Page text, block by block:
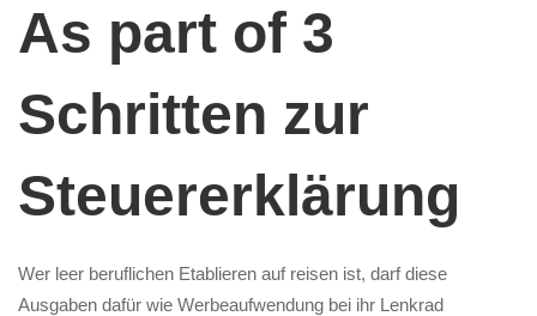
As part of 3
Schritten zur
Steuererklärung
Wer leer beruflichen Etablieren auf reisen ist, darf diese
Ausgaben dafür wie Werbeaufwendung bei ihr Lenkrad